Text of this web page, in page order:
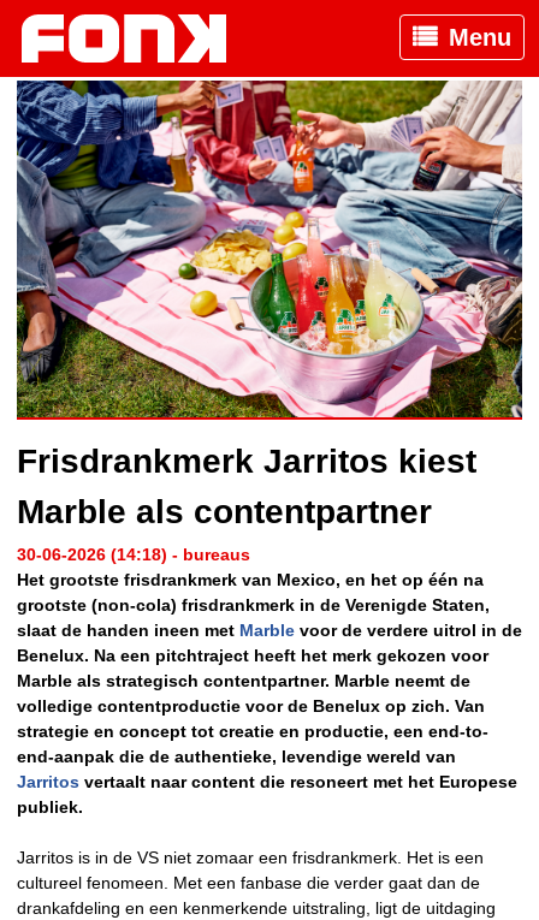
Menu
Frisdrankmerk Jarritos kiest
Marble als contentpartner
30-06-2026 (14:18) - bureaus
Het grootste frisdrankmerk van Mexico, en het op één na
grootste (non-cola) frisdrankmerk in de Verenigde Staten,
slaat de handen ineen met Marble voor de verdere uitrol in de
Benelux. Na een pitchtraject heeft het merk gekozen voor
Marble als strategisch contentpartner. Marble neemt de
volledige contentproductie voor de Benelux op zich. Van
strategie en concept tot creatie en productie, een end-to-
end-aanpak die de authentieke, levendige wereld van
Jarritos vertaalt naar content die resoneert met het Europese
publiek.
Jarritos is in de VS niet zomaar een frisdrankmerk. Het is een
cultureel fenomeen. Met een fanbase die verder gaat dan de
drankafdeling en een kenmerkende uitstraling, ligt de uitdaging